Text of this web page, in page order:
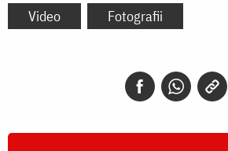
Video Fotografii